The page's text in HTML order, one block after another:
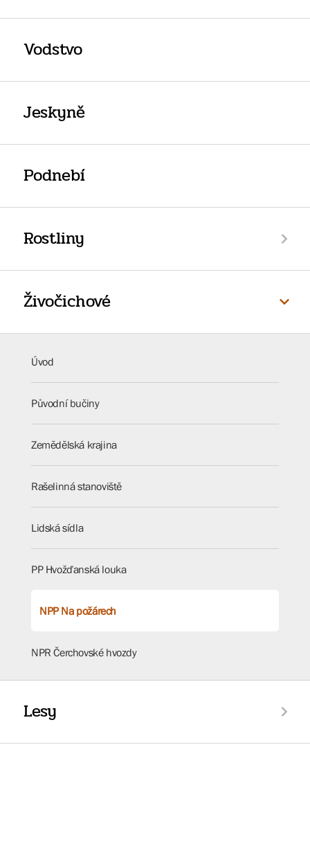
Vodstvo
Jeskyně
Podnebí
Rostliny
Živočichové
Úvod
Původní bučiny
Zemědělská krajina
Rašelinná stanoviště
Lidská sídla
PP Hvožďanská louka
NPP Na požárech
NPR Čerchovské hvozdy
Lesy